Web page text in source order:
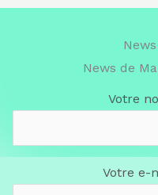
News de
Votre
Votre e-